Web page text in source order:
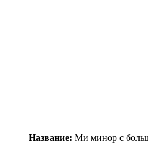
Название: Ми минор с